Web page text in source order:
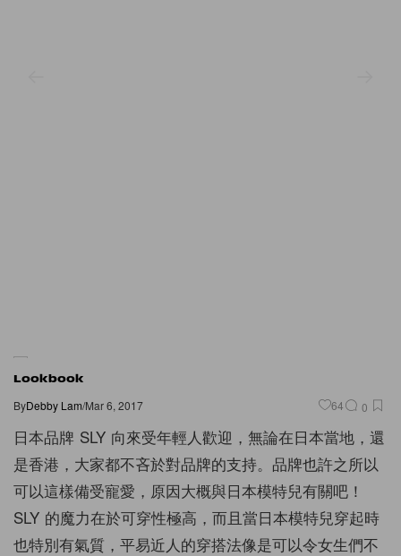
Lookbook
ByDebby Lam/Mar 6, 2017 64 0
日本品牌 SLY 向來受年輕人歡迎，無論在日本當地，還
是香港，大家都不吝於對品牌的支持。品牌也許之所以
可以這樣備受寵愛，原因大概與日本模特兒有關吧！
SLY 的魔力在於可穿性極高，而且當日本模特兒穿起時
也特別有氣質，平易近人的穿搭法像是可以令女生們不